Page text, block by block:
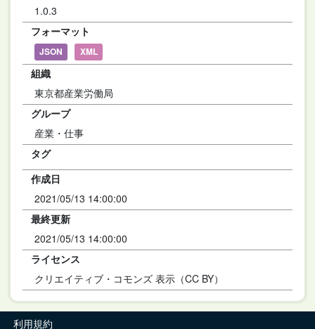
1.0.3
フォーマット
JSON XML
組織
東京都産業労働局
グループ
産業・仕事
タグ
作成日
2021/05/13 14:00:00
最終更新
2021/05/13 14:00:00
ライセンス
クリエイティブ・コモンズ 表示（CC BY）
利用規約